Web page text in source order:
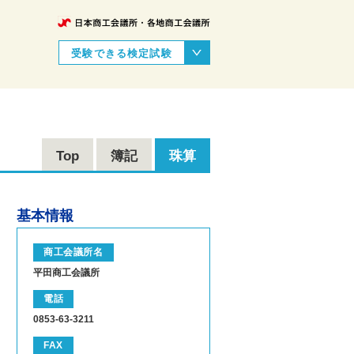
受験できる検定試験
Top 簿記 珠算
基本情報
商工会議所名
平田商工会議所
電話
0853-63-3211
FAX